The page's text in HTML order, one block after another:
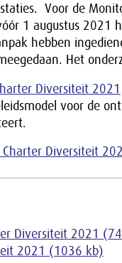
Voor de
1 augustus 2021
hebben
Het
Diversiteit 2021
voor de
Diversiteit
Diversiteit 2021
2021 (1036 kb)